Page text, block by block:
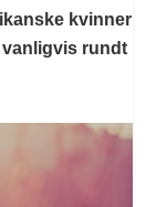
kvinner
vanligvis rundt